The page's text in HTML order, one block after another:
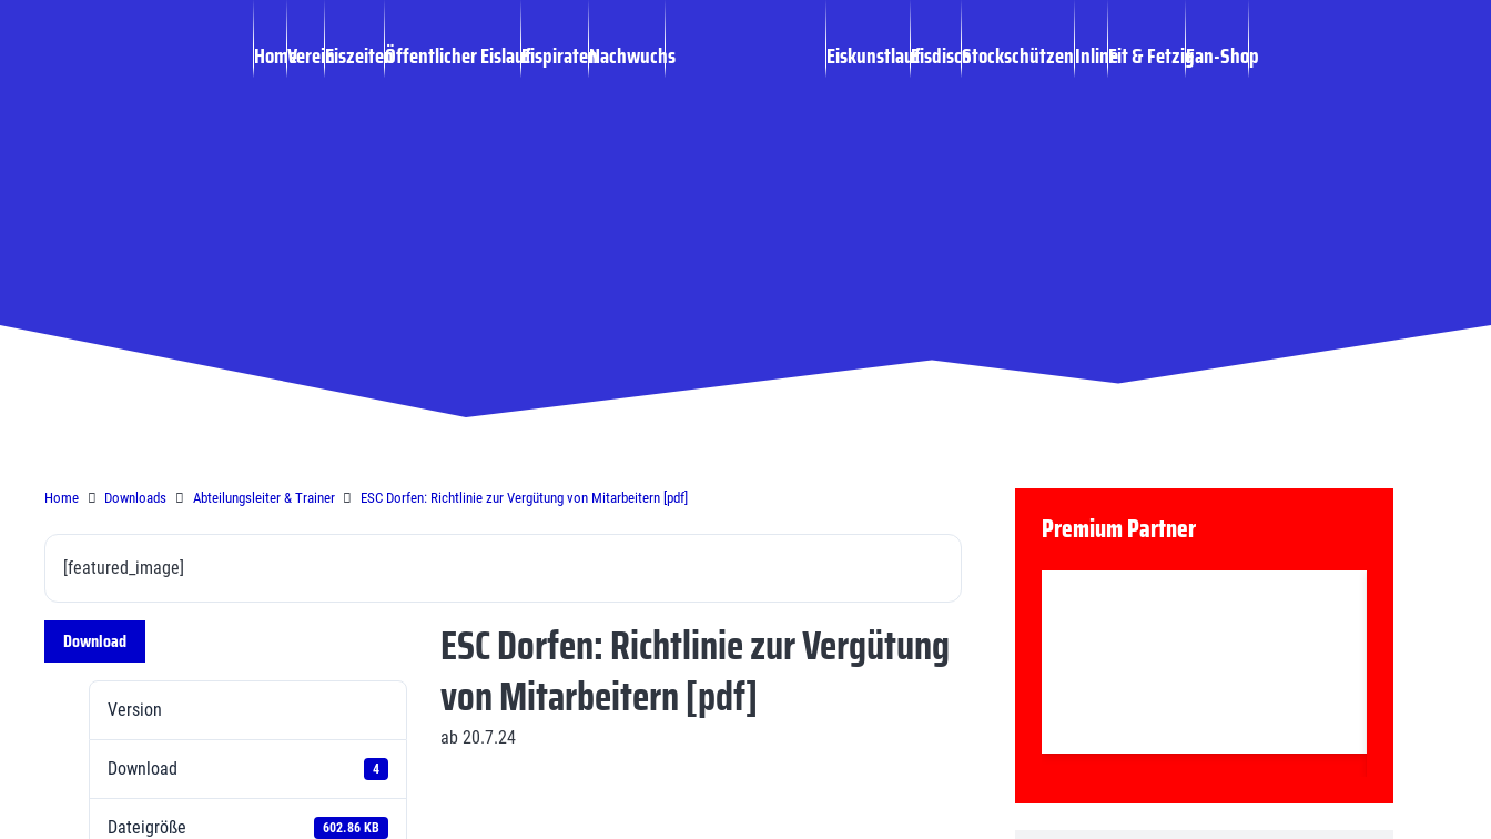
EiskunstlaufEisdiscoStockschützenInlineFit & FetzigFan-Shop
HomeVereinEiszeitenÖffentlicher EislaufEispiratenNachwuchs
[pdf]
Home Downloads Abteilungsleiter & Trainer ESC Dorfen: Richtlinie zur Vergütung von Mitarbeitern [pdf]
[featured_image]
Download
Version
Download 4
Dateigröße 602.86 KB
ESC Dorfen: Richtlinie zur Vergütung
von Mitarbeitern [pdf]
ab 20.7.24
Premium Partner